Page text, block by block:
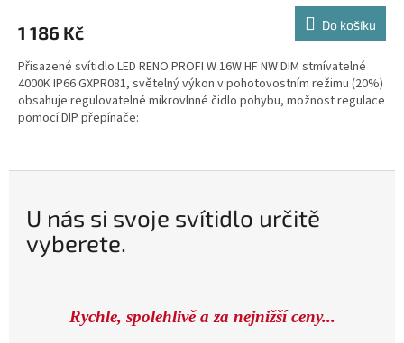
1 186 Kč Do košíku
Přisazené svítidlo LED RENO PROFI W 16W HF NW DIM stmívatelné
4000K IP66 GXPR081, světelný výkon v pohotovostním režimu (20%)
obsahuje regulovatelné mikrovlnné čidlo pohybu, možnost regulace
pomocí DIP přepínače:
-rozsah detekce pohybu
U nás si svoje svítidlo určitě
vyberete.
Rychle, spolehlivě a za nejnižší ceny...